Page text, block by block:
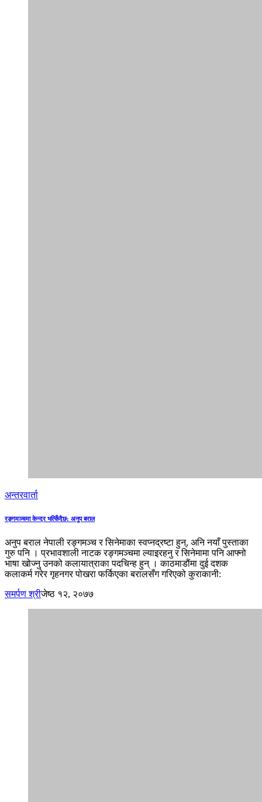
अन्तरवार्ता
रङ्गमञ्चमा केन्द्र भत्किँदैछ: अनुप बराल
अनुप बराल नेपाली रङ्गमञ्च र सिनेमाका स्वप्नद्रष्टा हुन्, अनि नयाँ पुस्ताका
गुरु पनि । प्रभावशाली नाटक रङ्गमञ्चमा ल्याइरहनु र सिनेमामा पनि आफ्नो
भाषा खोज्नु उनको कलायात्राका पदचिन्ह हुन् । काठमाडौंमा दुई दशक
कलाकर्म गरेर गृहनगर पोखरा फर्किएका बरालसँग गरिएको कुराकानी:
समर्पण श्रीजेष्ठ १२, २०७७